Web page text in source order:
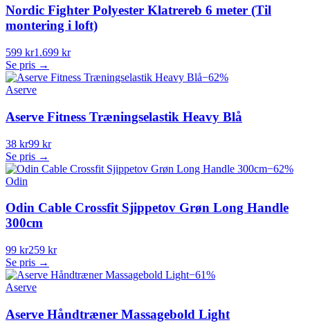
Nordic Fighter Polyester Klatrereb 6 meter (Til
montering i loft)
599 kr1.699 kr
Se pris →
−62%
Aserve
Aserve Fitness Træningselastik Heavy Blå
38 kr99 kr
Se pris →
−62%
Odin
Odin Cable Crossfit Sjippetov Grøn Long Handle
300cm
99 kr259 kr
Se pris →
−61%
Aserve
Aserve Håndtræner Massagebold Light